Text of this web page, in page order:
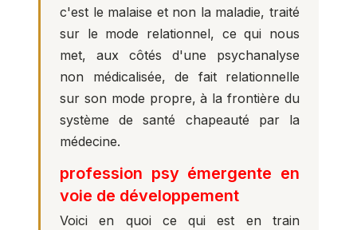
c'est le malaise et non la maladie, traité
sur le mode relationnel, ce qui nous
met, aux côtés d'une psychanalyse
non médicalisée, de fait relationnelle
sur son mode propre, à la frontière du
système de santé chapeauté par la
médecine.
profession psy émergente en
voie de développement
Voici en quoi ce qui est en train